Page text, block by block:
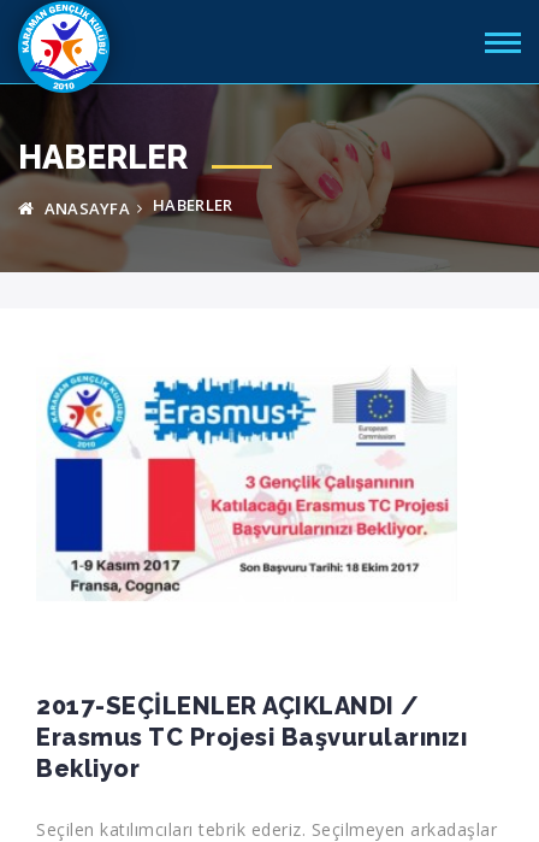
HABERLER
ANASAYFA HABERLER
2017-SEÇİLENLER AÇIKLANDI /
Erasmus TC Projesi Başvurularınızı
Bekliyor
Seçilen katılımcıları tebrik ederiz. Seçilmeyen arkadaşlar